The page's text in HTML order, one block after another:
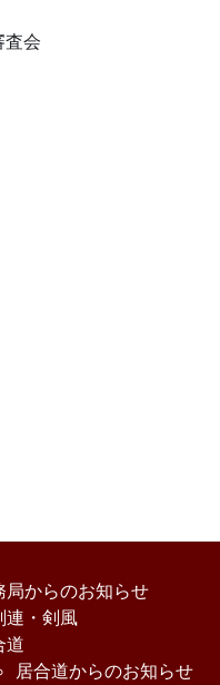
査会
局からのお知らせ
連・剣風
道
居合道からのお知らせ